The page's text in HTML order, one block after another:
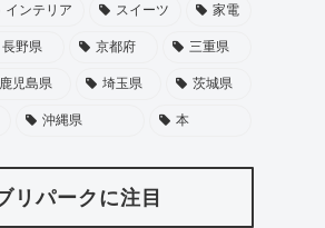
インテリア スイーツ 家電
長野県 京都府 三重県
鹿児島県 埼玉県 茨城県
沖縄県 本
リパークに注目